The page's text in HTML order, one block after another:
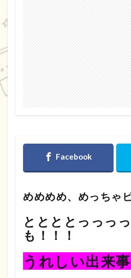
めめめめ、めっちゃ
ととととっっっ
も！！！
うれしい出来